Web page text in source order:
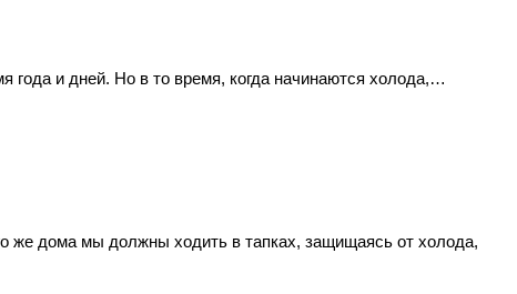
года и дней. Но в то время, когда начинаются холода,…
же дома мы должны ходить в тапках, защищаясь от холода,